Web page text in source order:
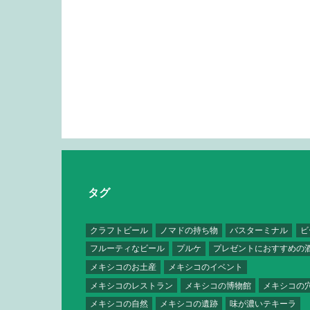
タグ
クラフトビール ノマドの持ち物 バスターミナル
フルーティなビール
プルケ
プレゼントにおすすめの
メキシコのお土産
メキシコのイベント
メキシコのレストラン
メキシコの博物館
メキシコの
メキシコの自然
メキシコの遺跡 味が濃いテキーラ